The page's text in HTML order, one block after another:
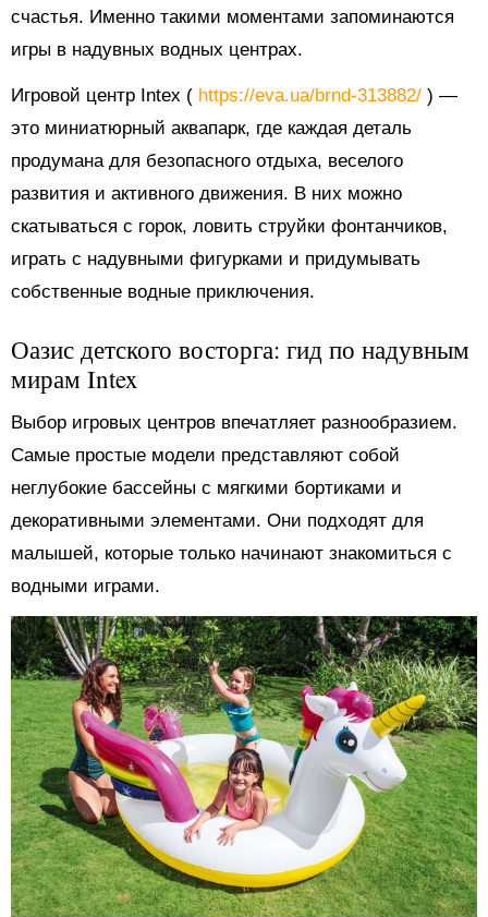
счастья. Именно такими моментами запоминаются
игры в надувных водных центрах.
Игровой центр Intex ( https://eva.ua/brnd-313882/ ) —
это миниатюрный аквапарк, где каждая деталь
продумана для безопасного отдыха, веселого
развития и активного движения. В них можно
скатываться с горок, ловить струйки фонтанчиков,
играть с надувными фигурками и придумывать
собственные водные приключения.
Оазис детского восторга: гид по надувным
мирам Intex
Выбор игровых центров впечатляет разнообразием.
Самые простые модели представляют собой
неглубокие бассейны с мягкими бортиками и
декоративными элементами. Они подходят для
малышей, которые только начинают знакомиться с
водными играми.